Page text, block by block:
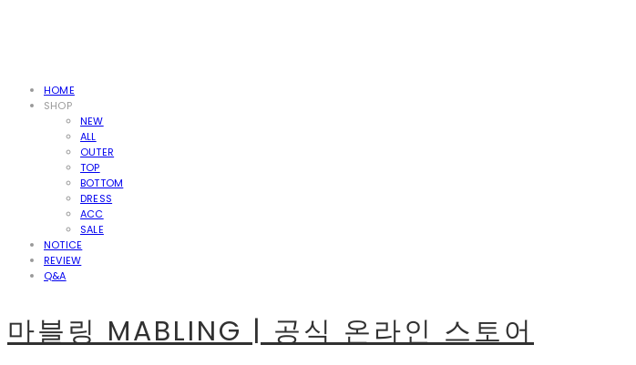
HOME
SHOP
NEW
ALL
OUTER
TOP
BOTTOM
DRESS
ACC
SALE
NOTICE
REVIEW
Q&A
마블링 MABLING | 공식 온라인 스토어